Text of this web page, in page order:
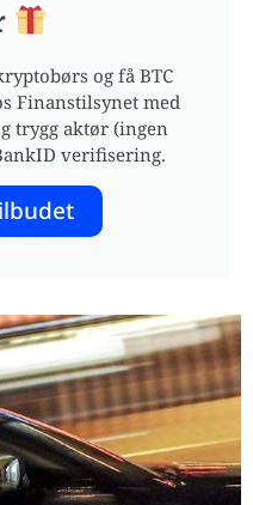
og få BTC
Finanstilsynet med
trygg aktør (ingen
verifisering.